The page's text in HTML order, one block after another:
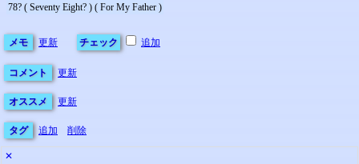
78? ( Seventy Eight? ) ( For My Father )
メモ 更新 チェック 追加
コメント 更新
オススメ 更新
タグ 追加 削除
✕